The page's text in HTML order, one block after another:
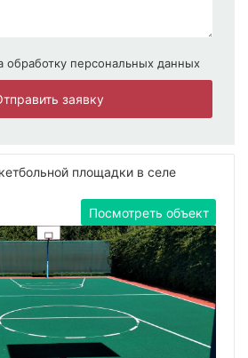
обработку персональных данных
заявку
площадки в селе
Посмотреть объект